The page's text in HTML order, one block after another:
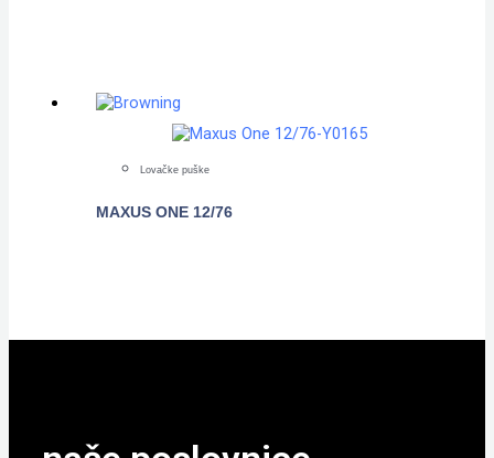
Lovačke puške
MAXUS ONE 12/76